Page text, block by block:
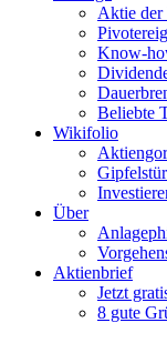
Aktie der
Know-
Beliebte
Wikifolio
Über
Aktienbrief
Jetzt
8 gute